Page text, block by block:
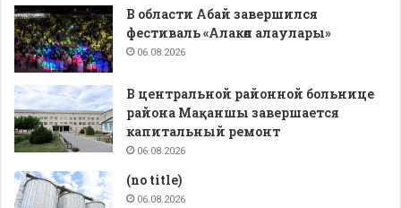
В области Абай завершился
фестиваль «Алакөл алаулары»
06.08.2026
В центральной районной больнице
района Мақаншы завершается
капитальный ремонт
06.08.2026
(no title)
06.08.2026